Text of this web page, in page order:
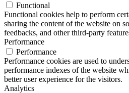
Functional
Functional cookies help to perform
sharing the content of the website on
feedbacks, and other third-party
Performance
Performance
Performance cookies are used to
performance indexes of the website
better user experience for the visitors.
Analytics